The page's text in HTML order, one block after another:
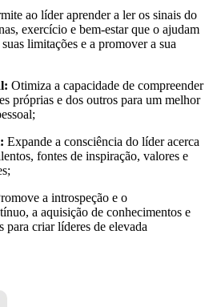
ao líder aprender a ler os sinais do
exercício e bem-estar que o ajudam
limitações e a promover a sua
Otimiza a capacidade de compreender
próprias e dos outros para um melhor
Expande a consciência do líder acerca
fontes de inspiração, valores e
a introspeção e o
a aquisição de conhecimentos e
para criar líderes de elevada